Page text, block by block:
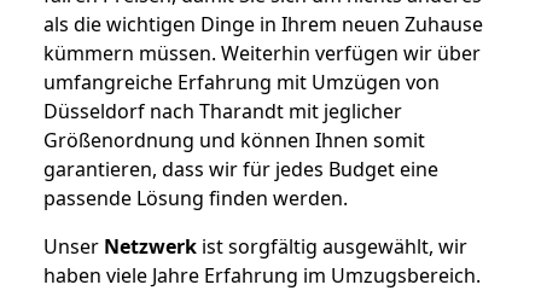
als die wichtigen Dinge in Ihrem neuen Zuhause
kümmern müssen. Weiterhin verfügen wir über
umfangreiche Erfahrung mit Umzügen von
Düsseldorf nach Tharandt mit jeglicher
Größenordnung und können Ihnen somit
garantieren, dass wir für jedes Budget eine
passende Lösung finden werden.
Unser Netzwerk ist sorgfältig ausgewählt, wir
haben viele Jahre Erfahrung im Umzugsbereich.